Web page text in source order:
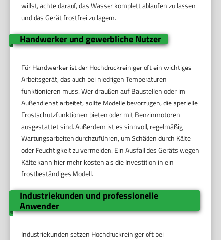
willst, achte darauf, das Wasser komplett ablaufen zu lassen
und das Gerät frostfrei zu lagern.
Handwerker und gewerbliche Nutzer
Für Handwerker ist der Hochdruckreiniger oft ein wichtiges
Arbeitsgerät, das auch bei niedrigen Temperaturen
funktionieren muss. Wer draußen auf Baustellen oder im
Außendienst arbeitet, sollte Modelle bevorzugen, die spezielle
Frostschutzfunktionen bieten oder mit Benzinmotoren
ausgestattet sind. Außerdem ist es sinnvoll, regelmäßig
Wartungsarbeiten durchzuführen, um Schäden durch Kälte
oder Feuchtigkeit zu vermeiden. Ein Ausfall des Geräts wegen
Kälte kann hier mehr kosten als die Investition in ein
frostbeständiges Modell.
Industriekunden und professionelle
Anwender
Industriekunden setzen Hochdruckreiniger oft bei